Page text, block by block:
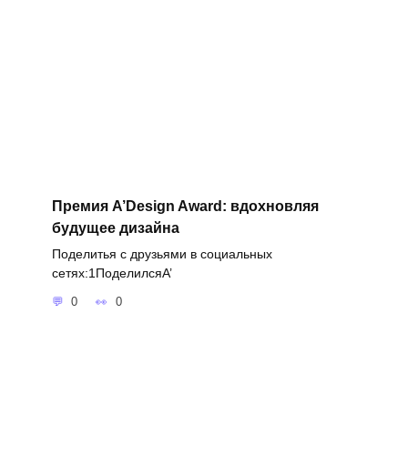
Премия A’Design Award: вдохновляя
будущее дизайна
Поделитья с друзьями в социальных
сетях:1ПоделилсяA’
0 0